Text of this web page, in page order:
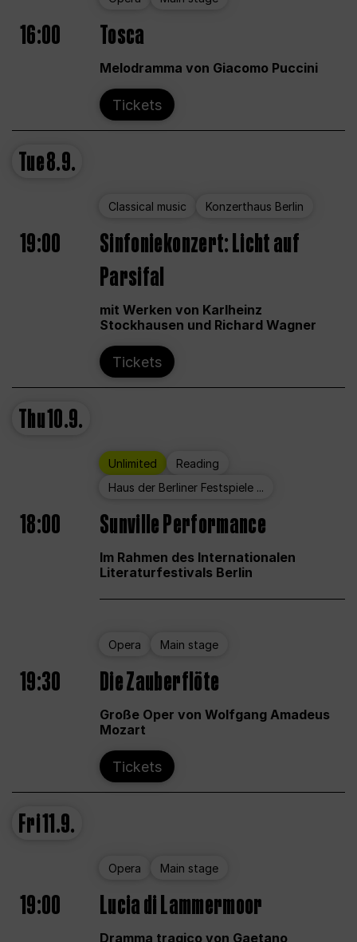
16:00 Tosca
Melodramma von Giacomo Puccini
Tickets
Tue8.9.
Classical music Konzerthaus Berlin
19:00
Sinfoniekonzert: Licht auf
Parsifal
mit Werken von Karlheinz
Stockhausen und Richard Wagner
Tickets
Thu10.9.
Unlimited
Reading
Haus der Berliner Festspiele ...
18:00 Sunville Performance
Im Rahmen des Internationalen
Literaturfestivals Berlin
Opera Main stage
19:30 Die Zauberflöte
Große Oper von Wolfgang Amadeus
Mozart
Tickets
Fri11.9.
Opera Main stage
19:00 Lucia di Lammermoor
Dramma tragico von Gaetano